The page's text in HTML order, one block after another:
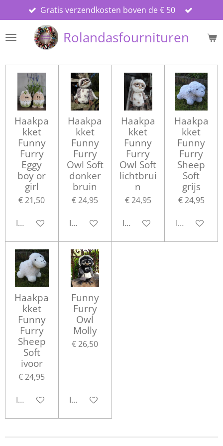
direct
naar
Rolandasfournituren
Gratis verzendkosten boven de € 50
Haakpa
kket
Funny
Furry
Eggy
boy or
girl
€ 21,50
In winkelwagen
Haakpa
kket
Funny
Furry
Owl Soft
donker
bruin
€ 24,95
In winkelwagen
Haakpa
kket
Funny
Furry
Owl Soft
lichtbrui
n
€ 24,95
In winkelwagen
Haakpa
kket
Funny
Furry
Sheep
Soft
grijs
€ 24,95
In
Haakpa
kket
Funny
Furry
Sheep
Soft
ivoor
€ 24,95
In winkelwagen
Funny
Furry
Owl
Molly
€ 26,50
In winkelwagen